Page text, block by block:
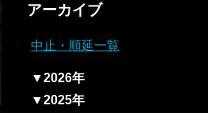
アーカイブ
中止・順延一覧
▼2026年
▼2025年